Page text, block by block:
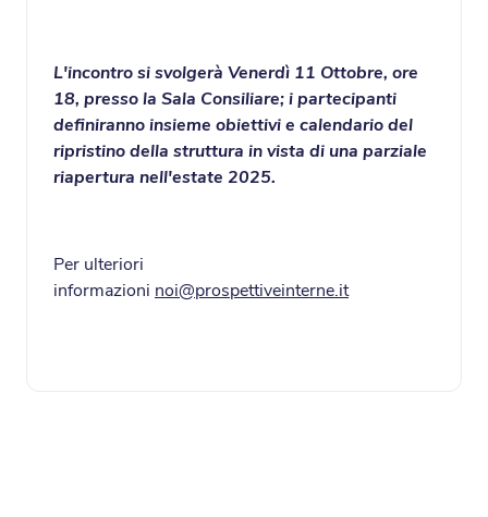
L'incontro si svolgerà Venerdì 11 Ottobre, ore
18, presso la Sala Consiliare; i partecipanti
definiranno insieme obiettivi e calendario del
ripristino della struttura in vista di una parziale
riapertura nell'estate 2025.
Per ulteriori
informazioni noi@prospettiveinterne.it